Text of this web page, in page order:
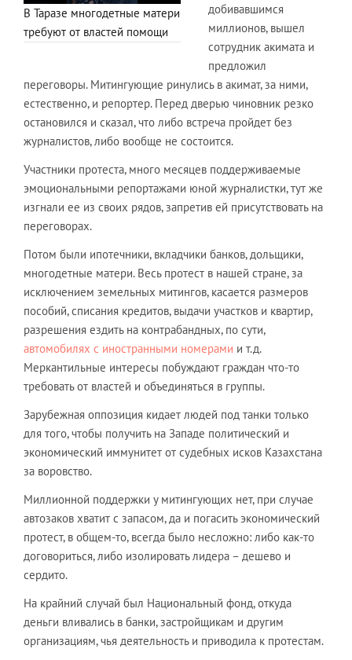
В Таразе многодетные матери
требуют от властей помощи
добивавшимся
миллионов, вышел
сотрудник акимата и
предложил
переговоры. Митингующие ринулись в акимат, за ними,
естественно, и репортер. Перед дверью чиновник резко
остановился и сказал, что либо встреча пройдет без
журналистов, либо вообще не состоится.
Участники протеста, много месяцев поддерживаемые
эмоциональными репортажами юной журналистки, тут же
изгнали ее из своих рядов, запретив ей присутствовать на
переговорах.
Потом были ипотечники, вкладчики банков, дольщики,
многодетные матери. Весь протест в нашей стране, за
исключением земельных митингов, касается размеров
пособий, списания кредитов, выдачи участков и квартир,
разрешения ездить на контрабандных, по сути,
автомобилях с иностранными номерами и т.д.
Меркантильные интересы побуждают граждан что-то
требовать от властей и объединяться в группы.
Зарубежная оппозиция кидает людей под танки только
для того, чтобы получить на Западе политический и
экономический иммунитет от судебных исков Казахстана
за воровство.
Миллионной поддержки у митингующих нет, при случае
автозаков хватит с запасом, да и погасить экономический
протест, в общем-то, всегда было несложно: либо как-то
договориться, либо изолировать лидера – дешево и
сердито.
На крайний случай был Национальный фонд, откуда
деньги вливались в банки, застройщикам и другим
организациям, чья деятельность и приводила к протестам.